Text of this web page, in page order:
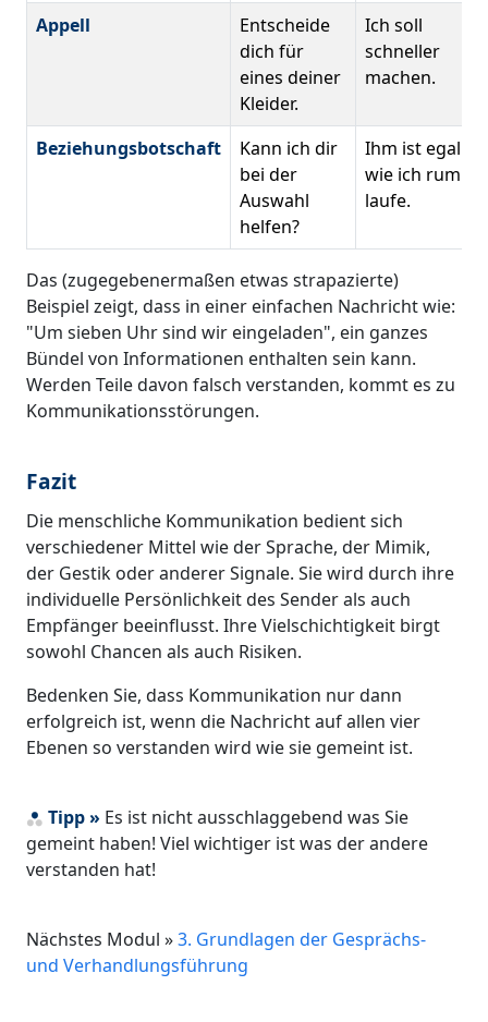
Appell
Entscheide
dich für
eines deiner
Kleider.
Ich soll
schneller
machen.
Beziehungsbotschaft
Kann ich dir
bei der
Auswahl
helfen?
Ihm ist egal
wie ich rum
laufe.
Das (zugegebenermaßen etwas strapazierte)
Beispiel zeigt, dass in einer einfachen Nachricht wie:
"Um sieben Uhr sind wir eingeladen", ein ganzes
Bündel von Informationen enthalten sein kann.
Werden Teile davon falsch verstanden, kommt es zu
Kommunikationsstörungen.
Fazit
Die menschliche Kommunikation bedient sich
verschiedener Mittel wie der Sprache, der Mimik,
der Gestik oder anderer Signale. Sie wird durch ihre
individuelle Persönlichkeit des Sender als auch
Empfänger beeinflusst. Ihre Vielschichtigkeit birgt
sowohl Chancen als auch Risiken.
Bedenken Sie, dass Kommunikation nur dann
erfolgreich ist, wenn die Nachricht auf allen vier
Ebenen so verstanden wird wie sie gemeint ist.
Tipp » Es ist nicht ausschlaggebend was Sie
gemeint haben! Viel wichtiger ist was der andere
verstanden hat!
Nächstes Modul »3. Grundlagen der Gesprächs-
und Verhandlungsführung